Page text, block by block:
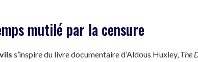
mutilé par la censure
s’inspire du livre documentaire d’Aldous Huxley, The